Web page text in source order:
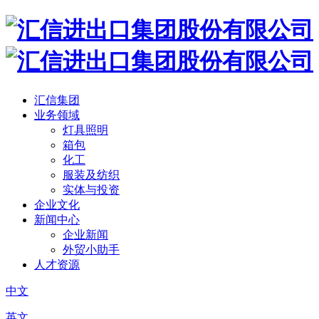
汇信集团
业务领域
灯具照明
箱包
化工
服装及纺织
实体与投资
企业文化
新闻中心
企业新闻
外贸小助手
人才资源
中文